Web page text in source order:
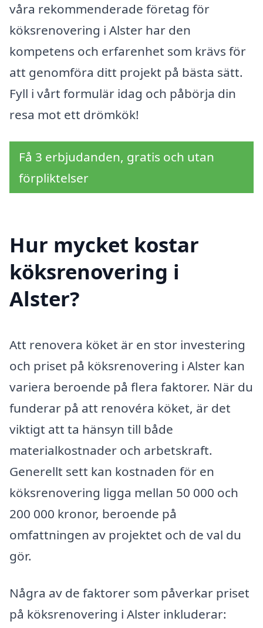
våra rekommenderade företag för
köksrenovering i Alster har den
kompetens och erfarenhet som krävs för
att genomföra ditt projekt på bästa sätt.
Fyll i vårt formulär idag och påbörja din
resa mot ett drömkök!
Få 3 erbjudanden, gratis och utan
förpliktelser
Hur mycket kostar
köksrenovering i
Alster?
Att renovera köket är en stor investering
och priset på köksrenovering i Alster kan
variera beroende på flera faktorer. När du
funderar på att renovéra köket, är det
viktigt att ta hänsyn till både
materialkostnader och arbetskraft.
Generellt sett kan kostnaden för en
köksrenovering ligga mellan 50 000 och
200 000 kronor, beroende på
omfattningen av projektet och de val du
gör.
Några av de faktorer som påverkar priset
på köksrenovering i Alster inkluderar: